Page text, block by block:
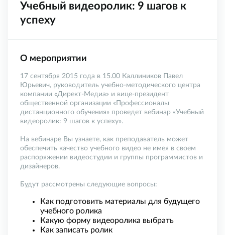
Учебный видеоролик: 9 шагов к
успеху
О мероприятии
17 сентября 2015 года в 15.00 Каллиников Павел
Юрьевич, руководитель учебно-методического центра
компании «Директ-Медиа» и вице-президент
общественной организации «Профессионалы
дистанционного обучения» проведет вебинар «Учебный
видеоролик: 9 шагов к успеху».
На вебинаре Вы узнаете, как преподаватель может
обеспечить качество учебного видео не имея в своем
распоряжении видеостудии и группы программистов и
дизайнеров.
Будут рассмотрены следующие вопросы:
Как подготовить материалы для будущего
учебного ролика
Какую форму видеоролика выбрать
Как записать ролик